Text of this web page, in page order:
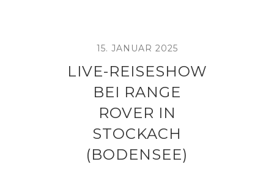
15. JANUAR 2025
LIVE-REISESHOW
BEI RANGE
ROVER IN
STOCKACH
(BODENSEE)